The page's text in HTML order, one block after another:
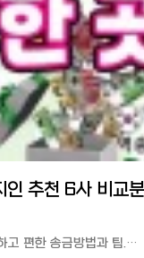
서 소득 증빙이 조금
제 한국에서의 경력
살 수 있다"는 의지를
연히 일본인 배우자가!)
할
100번대... 서류를 접수하
월, 길게는 3개월의 기다
고 편한 송금방법과 팁.